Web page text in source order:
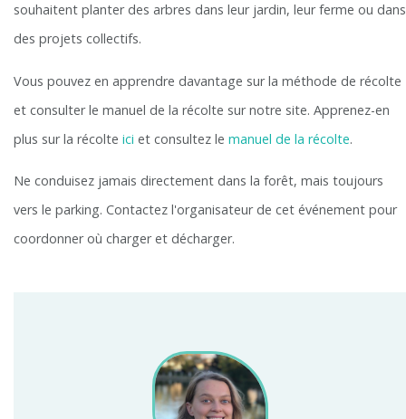
souhaitent planter des arbres dans leur jardin, leur ferme ou dans
des projets collectifs.
Vous pouvez en apprendre davantage sur la méthode de récolte
et consulter le manuel de la récolte sur notre site. Apprenez-en
plus sur la récolte ici et consultez le manuel de la récolte.
Ne conduisez jamais directement dans la forêt, mais toujours
vers le parking. Contactez l'organisateur de cet événement pour
coordonner où charger et décharger.